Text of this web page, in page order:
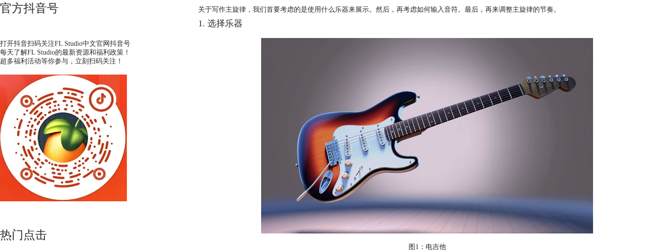
官方抖音号
打开抖音扫码关注FL Studio中文官网抖音号
每天了解FL Studio的最新资源和福利政策！
超多福利活动等你参与，立刻扫码关注！
热门点击
关于写作主旋律，我们首要考虑的是使用什么乐器来展示。然后，再考虑如何输入音符。最后，再来调整主旋律的节奏。
1. 选择乐器
图1：电吉他